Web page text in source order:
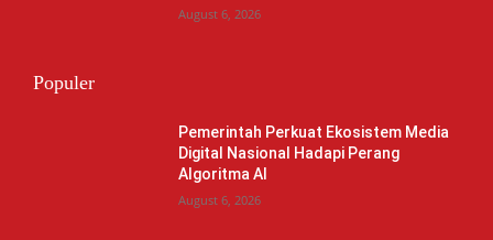
August 6, 2026
Populer
Pemerintah Perkuat Ekosistem Media
Digital Nasional Hadapi Perang
Algoritma AI
August 6, 2026